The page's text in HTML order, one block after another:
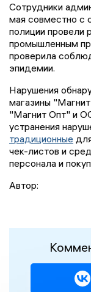
Сотрудники
мая совместно с
полиции провели
промышленным
проверила
эпидемии.
Нарушения
магазины
"Магнит Опт" и
устранения
традиционные
чек-листов и
персонала и
Автор: